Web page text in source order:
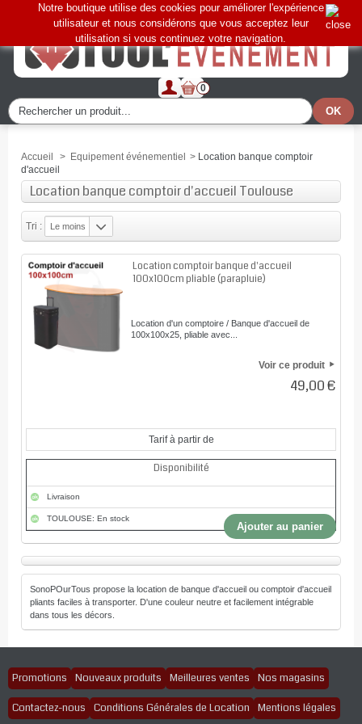
0
Notre boutique utilise des cookies pour améliorer l'expérience
utilisateur et nous considérons que vous acceptez leur
utilisation si vous continuez votre navigation.
Accueil > Equipement événementiel > Location banque comptoir
d'accueil
Location banque comptoir d'accueil Toulouse
Tri :
Le moins
Location comptoir banque d'accueil
100x100cm pliable (parapluie)
Location d'un comptoire / Banque d'accueil de
100x100x25, pliable avec...
Voir ce produit
49,00 €
Tarif à partir de
Disponibilité
Livraison
TOULOUSE: En stock
Ajouter au panier
SonoPOurTous propose la location de banque d'accueil ou comptoir d'accueil
pliants faciles à transporter. D'une couleur neutre et facilement intégrable
dans tous les décors.
Promotions Nouveaux produits Meilleures ventes Nos magasins
Contactez-nous Conditions Générales de Location Mentions légales